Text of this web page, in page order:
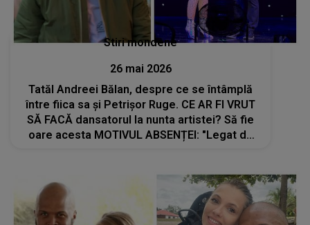
Stiri mondene
26 mai 2026
Tatăl Andreei Bălan, despre ce se întâmplă
între fiica sa și Petrișor Ruge. CE AR FI VRUT
SĂ FACĂ dansatorul la nunta artistei? Să fie
oare acesta MOTIVUL ABSENȚEI: "Legat de